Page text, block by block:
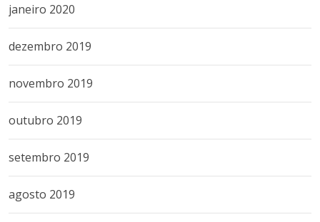
janeiro 2020
dezembro 2019
novembro 2019
outubro 2019
setembro 2019
agosto 2019